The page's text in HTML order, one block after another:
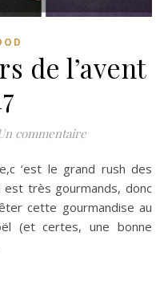
de l’avent
commentaire
est très gourmands, donc
cette gourmandise au
(et certes, une bonne